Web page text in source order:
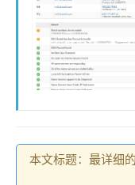
本文标题：最详细